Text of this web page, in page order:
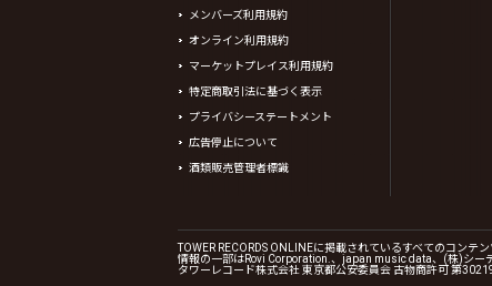
メンバーズ利用規約
オンライン利用規約
マーケットプレイス利用規約
特定商取引法に基づく表示
プライバシーステートメント
広告停止について
酒類販売管理者標識
TOWER RECORDS ONLINEに掲載されているすべてのコン
情報の一部はRovi Corporation.、japan music data、(株)シー
タワーレコード株式会社 東京都公安委員会 古物商許可 第